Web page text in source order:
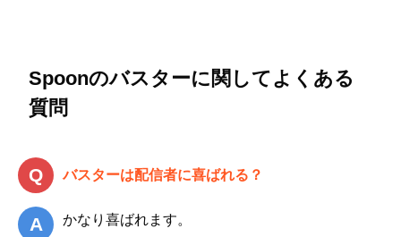
Spoonのバスターに関してよくある
質問
バスターは配信者に喜ばれる？
かなり喜ばれます。